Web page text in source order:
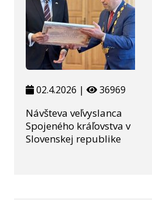
02.4.2026 | 36969
Návšteva veľvyslanca
Spojeného kráľovstva v
Slovenskej republike